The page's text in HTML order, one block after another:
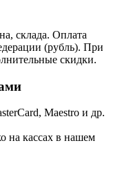
склада. Оплата
(рубль). При
скидки.
Maestro и др.
на кассах в нашем